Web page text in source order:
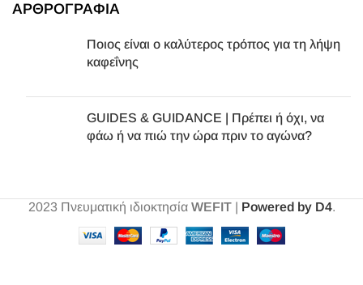
ΑΡΘΡΟΓΡΑΦΙΑ
Ποιος είναι ο καλύτερος τρόπος για τη λήψη
καφεΐνης
GUIDES & GUIDANCE | Πρέπει ή όχι, να
φάω ή να πιώ την ώρα πριν το αγώνα?
2023 Πνευματική ιδιοκτησία WEFIT| Powered by D4.